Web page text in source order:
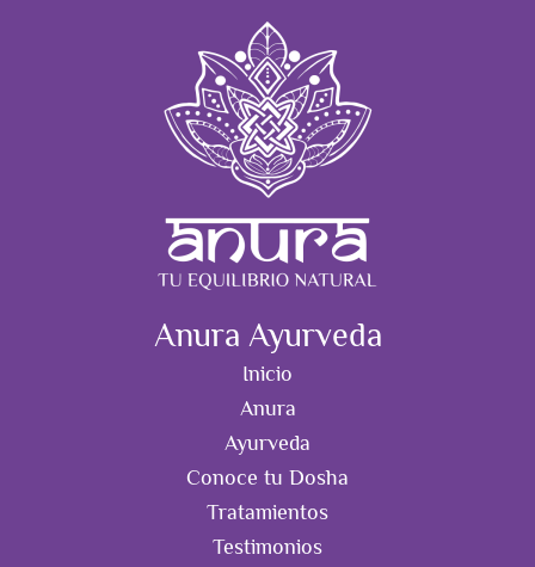
Anura Ayurveda
Inicio
Anura
Ayurveda
Conoce tu Dosha
Tratamientos
Testimonios